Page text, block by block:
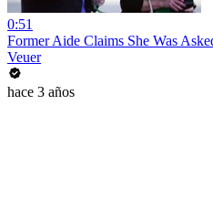
0:51
Former Aide Claims She Was
Veuer
hace 3 años